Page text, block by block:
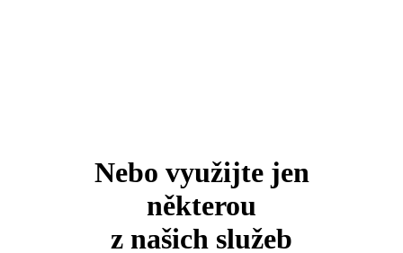
Nebo využijte jen
některou
z našich služeb